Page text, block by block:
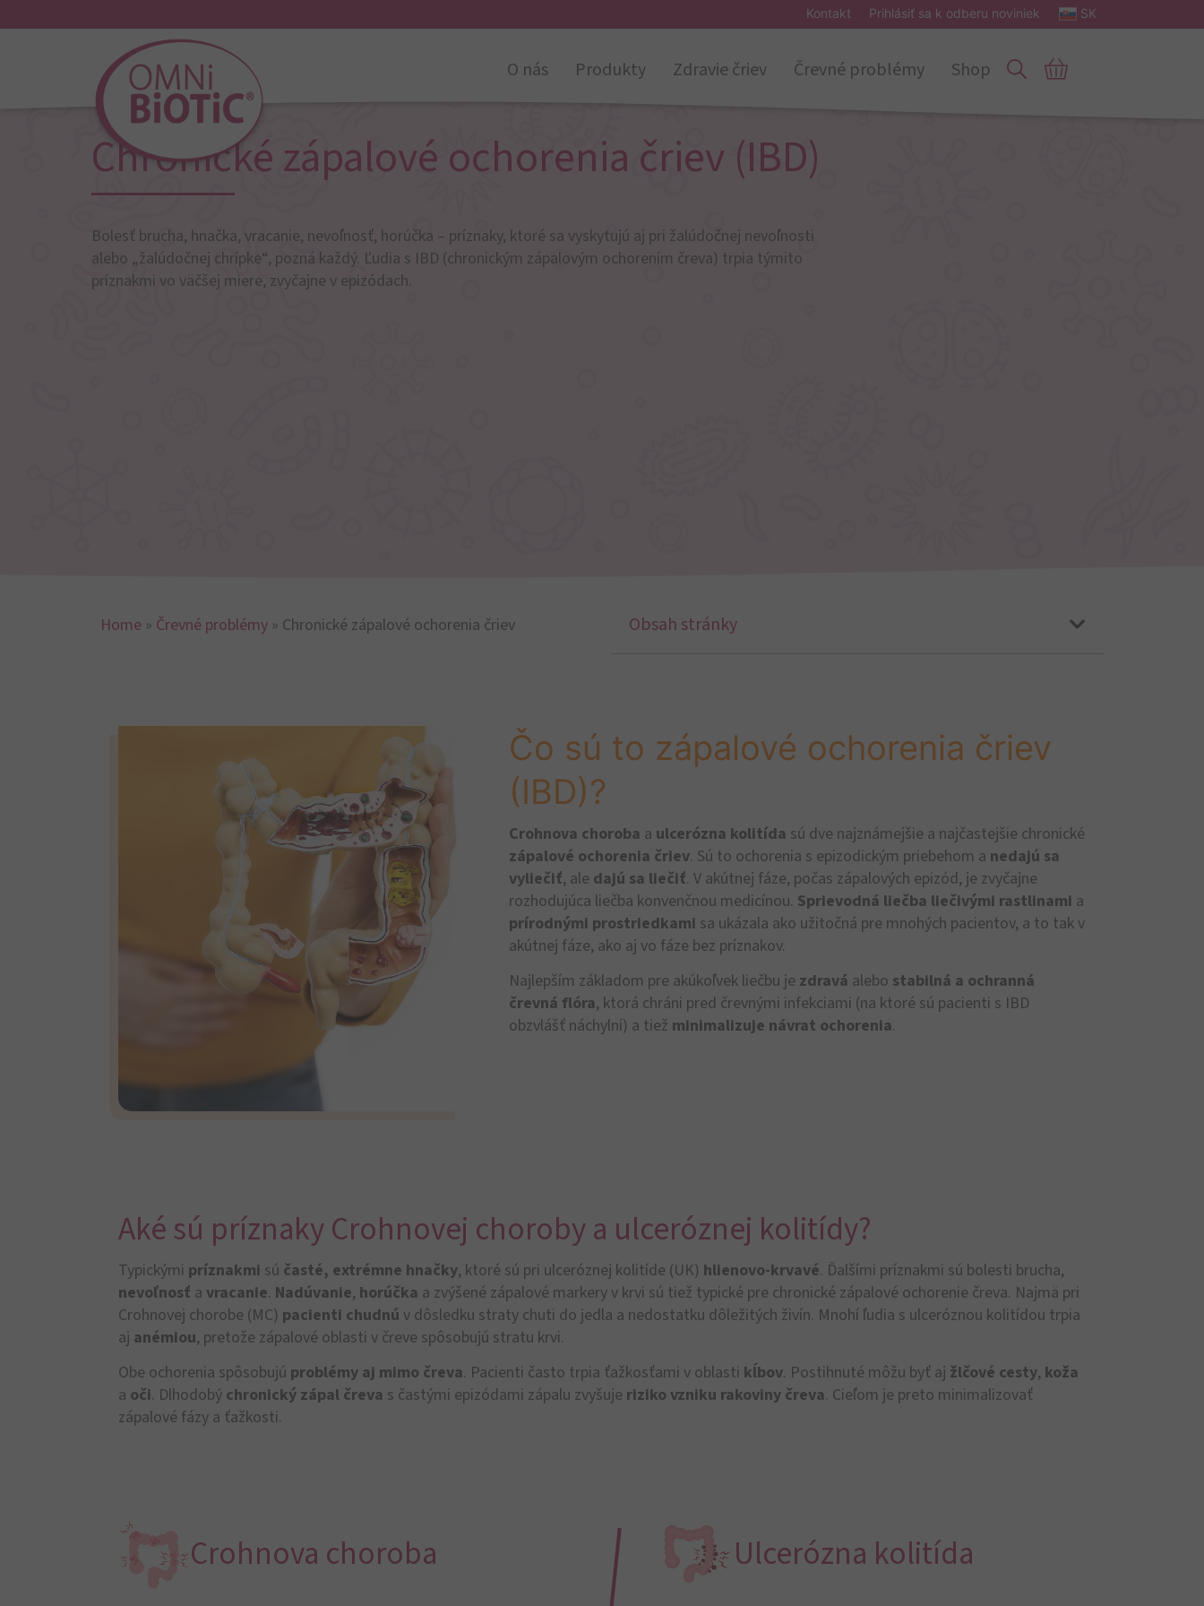
Kontakt Prihlásiť sa k odberu noviniek SK
O nás Produkty Zdravie čriev Črevné problémy Shop
Chronické zápalové ochorenia čriev (IBD)
Bolesť brucha, hnačka, vracanie, nevoľnosť, horúčka – príznaky, ktoré sa vyskytujú aj pri žalúdočnej nevoľnosti
alebo „žalúdočnej chrípke“, pozná každý. Ľudia s IBD (chronickým zápalovým ochorením čreva) trpia týmito
príznakmi vo väčšej miere, zvyčajne v epizódach.
Home » Črevné problémy » Chronické zápalové ochorenia čriev Obsah stránky
Čo sú to zápalové ochorenia čriev
(IBD)?
Crohnova choroba a ulcerózna kolitída sú dve najznámejšie a najčastejšie chronické
zápalové ochorenia čriev. Sú to ochorenia s epizodickým priebehom a nedajú sa
vyliečiť, ale dajú sa liečiť. V akútnej fáze, počas zápalových epizód, je zvyčajne
rozhodujúca liečba konvenčnou medicínou. Sprievodná liečba liečivými rastlinami a
prírodnými prostriedkami sa ukázala ako užitočná pre mnohých pacientov, a to tak v
akútnej fáze, ako aj vo fáze bez príznakov.
Najlepším základom pre akúkoľvek liečbu je zdravá alebo stabilná a ochranná
črevná flóra, ktorá chráni pred črevnými infekciami (na ktoré sú pacienti s IBD
obzvlášť náchylní) a tiež minimalizuje návrat ochorenia.
Aké sú príznaky Crohnovej choroby a ulceróznej kolitídy?
Typickými príznakmi sú časté, extrémne hnačky, ktoré sú pri ulceróznej kolitíde (UK) hlienovo-krvavé. Ďalšími príznakmi sú bolesti brucha,
nevoľnosť a vracanie. Nadúvanie, horúčka a zvýšené zápalové markery v krvi sú tiež typické pre chronické zápalové ochorenie čreva. Najmä pri
Crohnovej chorobe (MC) pacienti chudnú v dôsledku straty chuti do jedla a nedostatku dôležitých živín. Mnohí ľudia s ulceróznou kolitídou trpia
aj anémiou, pretože zápalové oblasti v čreve spôsobujú stratu krvi.
Obe ochorenia spôsobujú problémy aj mimo čreva. Pacienti často trpia ťažkosťami v oblasti kĺbov. Postihnuté môžu byť aj žlčové cesty, koža
a oči. Dlhodobý chronický zápal čreva s častými epizódami zápalu zvyšuje riziko vzniku rakoviny čreva. Cieľom je preto minimalizovať
zápalové fázy a ťažkosti.
Crohnova choroba Ulcerózna kolitída